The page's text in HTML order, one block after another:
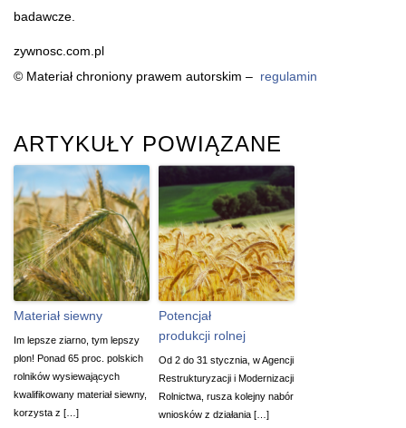
badawcze.
zywnosc.com.pl
© Materiał chroniony prawem autorskim – regulamin
ARTYKUŁY POWIĄZANE
Materiał siewny
Im lepsze ziarno, tym lepszy
plon! Ponad 65 proc. polskich
rolników wysiewających
kwalifikowany materiał siewny,
korzysta z […]
Potencjał
produkcji rolnej
Od 2 do 31 stycznia, w Agencji
Restrukturyzacji i Modernizacji
Rolnictwa, rusza kolejny nabór
wniosków z działania […]